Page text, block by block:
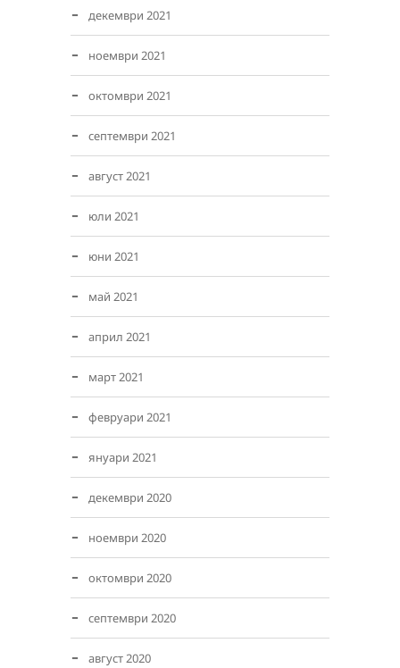
декември 2021
ноември 2021
октомври 2021
септември 2021
август 2021
юли 2021
юни 2021
май 2021
април 2021
март 2021
февруари 2021
януари 2021
декември 2020
ноември 2020
октомври 2020
септември 2020
август 2020